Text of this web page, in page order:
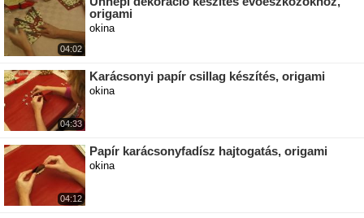
04:02
origami
okina
04:33
Karácsonyi papír csillag készítés, origami
okina
04:12
Papír karácsonyfadísz hajtogatás, origami
okina